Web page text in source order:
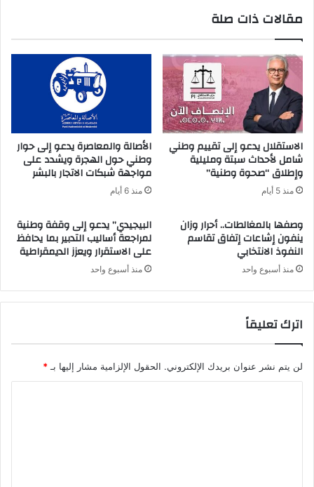
مقالات ذات صلة
الاستقلال يدعو إلى تقييم وطني
شامل لأحداث سبتة ومليلية
وإطلاق “صحوة وطنية”
منذ 5 أيام
الأصالة والمعاصرة يدعو إلى حوار
وطني حول الهجرة ويشدد على
مواجهة شبكات الاتجار بالبشر
منذ 6 أيام
وصفها بالمغالطات.. أحرار وزان
ينفون إشاعات إتفاق تقاسم
النفوذ الانتخابي
منذ أسبوع واحد
البيجيدي” يدعو إلى وقفة وطنية
لمراجعة أساليب التدبير بما يحافظ
على الاستقرار ويعزز الديمقراطية
منذ أسبوع واحد
اترك تعليقاً
لن يتم نشر عنوان بريدك الإلكتروني. الحقول الإلزامية مشار إليها بـ *